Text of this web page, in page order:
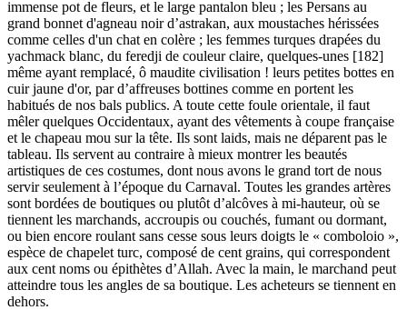
immense pot de fleurs, et le large pantalon bleu ; les Persans au
grand bonnet d'agneau noir d’astrakan, aux moustaches hérissées
comme celles d'un chat en colère ; les femmes turques drapées du
yachmack blanc, du feredji de couleur claire, quelques-unes [182]
même ayant remplacé, ô maudite civilisation ! leurs petites bottes en
cuir jaune d'or, par d’affreuses bottines comme en portent les
habitués de nos bals publics. A toute cette foule orientale, il faut
mêler quelques Occidentaux, ayant des vêtements à coupe française
et le chapeau mou sur la tête. Ils sont laids, mais ne déparent pas le
tableau. Ils servent au contraire à mieux montrer les beautés
artistiques de ces costumes, dont nous avons le grand tort de nous
servir seulement à l’époque du Carnaval. Toutes les grandes artères
sont bordées de boutiques ou plutôt d’alcôves à mi-hauteur, où se
tiennent les marchands, accroupis ou couchés, fumant ou dormant,
ou bien encore roulant sans cesse sous leurs doigts le « comboloio »,
espèce de chapelet turc, composé de cent grains, qui correspondent
aux cent noms ou épithètes d’Allah. Avec la main, le marchand peut
atteindre tous les angles de sa boutique. Les acheteurs se tiennent en
dehors.